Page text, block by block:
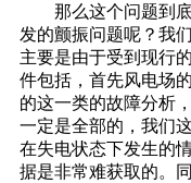
那么这个问题到底
发的颤振问题呢？我
主要是由于受到现行
件包括，首先风电场
的这一类的故障分析
一定是全部的，我们
在失电状态下发生的
据是非常难获取的。